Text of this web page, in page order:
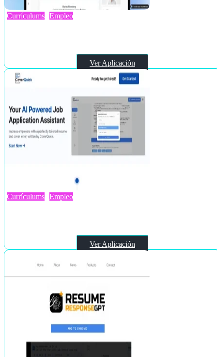
Currículums Empleo
Ver Aplicación
Currículums Empleo
Ver Aplicación